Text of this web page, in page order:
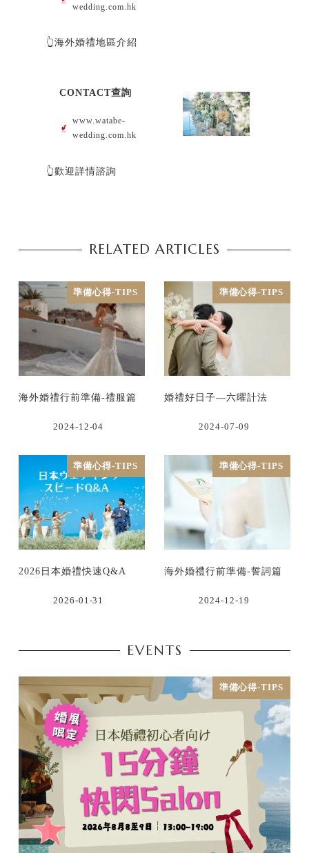
wedding.com.hk
👆海外婚禮地區介紹
CONTACT查詢
www.watabe-
wedding.com.hk
👆歡迎詳情諮詢
RELATED ARTICLES
準備心得-TIPS
海外婚禮行前準備-禮服篇
2024-12-04
準備心得-TIPS
婚禮好日子—六曜計法
2024-07-09
準備心得-TIPS
2026日本婚禮快速Q&A
2026-01-31
準備心得-TIPS
海外婚禮行前準備-誓詞篇
2024-12-19
EVENTS
準備心得-TIPS